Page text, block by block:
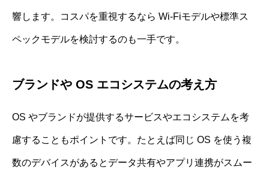
響します。コスパを重視するなら Wi-Fiモデルや標準ス
ペックモデルを検討するのも一手です。
ブランドや OS エコシステムの考え方
OS やブランドが提供するサービスやエコシステムを考
慮することもポイントです。たとえば同じ OS を使う複
数のデバイスがあるとデータ共有やアプリ連携がスムー